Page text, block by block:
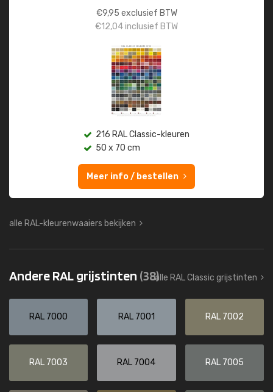
€9,95 exclusief BTW
€12,04inclusief BTW
216 RAL Classic-kleuren
50 x 70 cm
Meer info / bestellen
alle RAL-kleurenwaaiers bekijken
Andere RAL grijstinten (38)alle RAL Classic grijstinten
RAL 7000 RAL 7001 RAL 7002
RAL 7003 RAL 7004 RAL 7005